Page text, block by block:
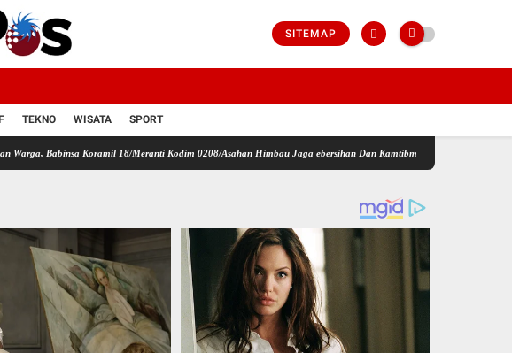
SITEMAP
TEKNO WISATA SPORT
Koramil 18/Meranti Kodim 0208/Asahan Himbau Jaga ebersihan Dan Kamtibmas Jalin Silaturahmi Lewat